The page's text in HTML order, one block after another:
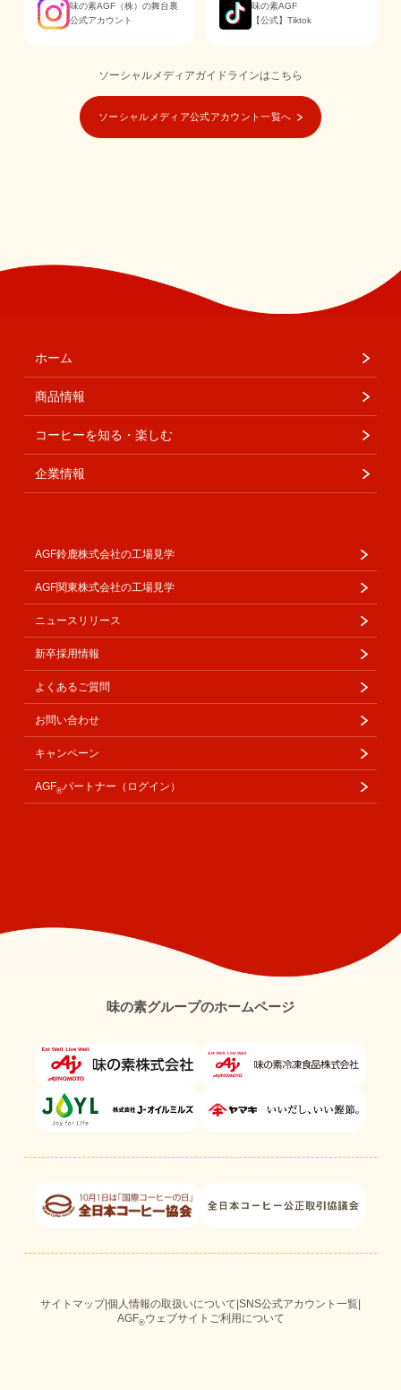
味の素AGF（株）の舞台裏
公式アカウント
味の素AGF
【公式】Tiktok
ソーシャルメディアガイドラインはこちら
ソーシャルメディア公式アカウント一覧へ
ホーム
商品情報
コーヒーを知る・楽しむ
企業情報
AGF鈴鹿株式会社の工場見学
AGF関東株式会社の工場見学
ニュースリリース
新卒採用情報
よくあるご質問
お問い合わせ
キャンペーン
AGF®パートナー（ログイン）
味の素グループのホームページ
サイトマップ|個人情報の取扱いについて SNS公式アカウント一覧
AGF®ウェブサイトご利用について